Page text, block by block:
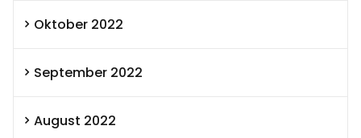
Oktober 2022
September 2022
August 2022